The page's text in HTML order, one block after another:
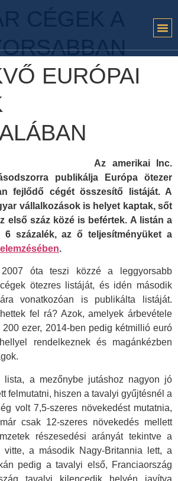
CÉGEK A
EURÓPAI
Az amerikai Inc.
publikálja Európa ötezer
fejlődő cégét összesítő listáját. A
vállalkozások is helyet kaptak, sőt
első száz közé is befértek. A listán a
6 százalék, az ő teljesítményüket a
.
óta teszi közzé a leggyorsabb
ötezres listáját, és idén második
vonatkozóan is publikálta listáját.
fel rá? Azok, amelyek árbevétele
200 ezer, 2014-ben pedig kétmillió euró
rendelkeznek és magánkézben
lista, a mezőnybe jutáshoz nagyon jó
felmutatni, hiszen a tavalyi gyűjtésnél a
volt 7,5-szeres növekedést mutatnia,
csak 12-szeres növekedés mellett
részesedési arányát tekintve a
vitte, a második Nagy-Britannia lett, a
pedig a tavalyi első, Franciaország
tavalyi kilencedik helyén javítva